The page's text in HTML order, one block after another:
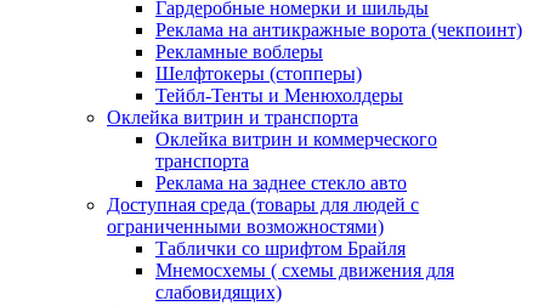
Гардеробные номерки и шильды
Реклама на антикражные ворота (чекпоинт)
Рекламные воблеры
Шелфтокеры (стопперы)
Тейбл-Тенты и Менюхолдеры
Оклейка витрин и транспорта
Оклейка витрин и коммерческого
транспорта
Реклама на заднее стекло авто
Доступная среда (товары для людей с
ограниченными возможностями)
Таблички со шрифтом Брайля
Мнемосхемы ( схемы движения для
слабовидящих)